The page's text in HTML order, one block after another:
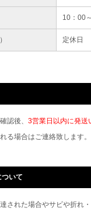
10：00
定休日
認後、 3営業日以内に発送
る場合はご連絡致します。
いて
された場合やサビや折れ